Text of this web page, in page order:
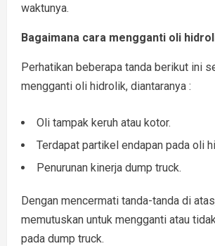
waktunya.
Bagaimana cara mengganti oli
Perhatikan beberapa tanda berikut ini
mengganti oli hidrolik, diantaranya :
Oli tampak keruh atau kotor.
Terdapat partikel endapan pada oli
Penurunan kinerja dump truck.
Dengan mencermati tanda-tanda di
memutuskan untuk mengganti atau
pada dump truck.